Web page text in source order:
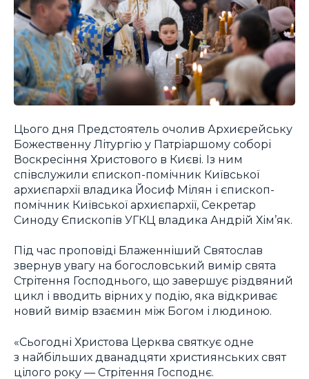
Цього дня Предстоятель очолив Архиєрейську
Божественну Літургію у Патріаршому соборі
Воскресіння Христового в Києві. Із ним
співслужили єпископ-помічник Київської
архиєпархії владика Йосиф Мілян і єпископ-
помічник Київської архиєпархії, Секретар
Синоду Єпископів УГКЦ владика Андрій Хім’як.
Під час проповіді Блаженніший Святослав
звернув увагу на богословський вимір свята
Стрітення Господнього, що завершує різдвяний
цикл і вводить вірних у подію, яка відкриває
новий вимір взаємин між Богом і людиною.
«Сьогодні Христова Церква святкує одне
з найбільших дванадцяти християнських свят
цілого року — Стрітення Господнє.